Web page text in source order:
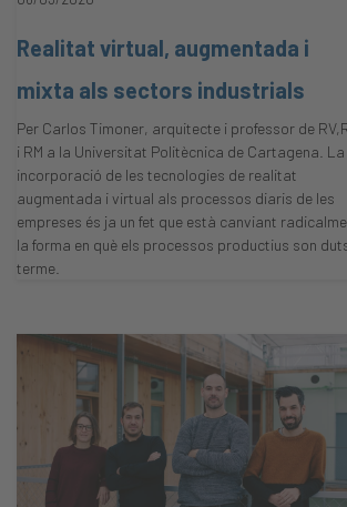
Realitat virtual, augmentada i
mixta als sectors industrials
Per Carlos Timoner, arquitecte i professor de
i RM a la Universitat Politècnica de Cartagena. La
incorporació de les tecnologies de realitat
augmentada i virtual als processos diaris de les
empreses és ja un fet que està canviant
la forma en què els processos productius son
terme.